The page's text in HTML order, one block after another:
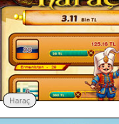
Haraç